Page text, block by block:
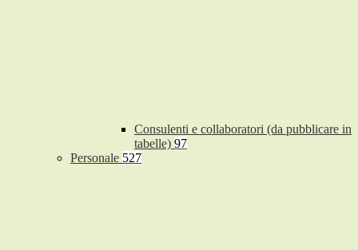
Consulenti e collaboratori (da pubblicare in
tabelle) 97
Personale 527